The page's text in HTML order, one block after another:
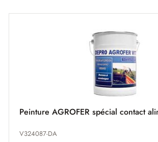
Peinture AGROFER spécial contact
V324087-DA